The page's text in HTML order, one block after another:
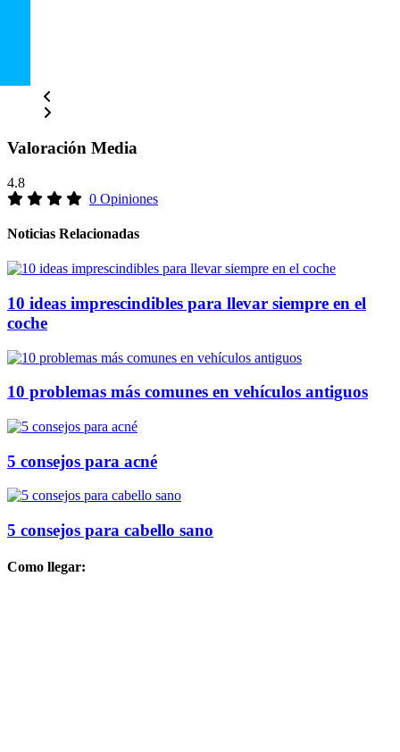
Valoración Media
4.8
0 Opiniones
Noticias Relacionadas
10 ideas imprescindibles para llevar siempre en el
coche
10 problemas más comunes en vehículos antiguos
5 consejos para acné
5 consejos para cabello sano
Como llegar: